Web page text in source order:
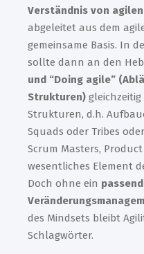
Verständnis von
abgeleitet aus dem
gemeinsame Basis. In
sollte dann an den
und “Doing agile”
Strukturen)
Strukturen, d.h.
Squads oder Tribes
Scrum Masters,
wesentliches Element
Doch ohne ein
des Mindsets bleibt
Schlagwörter.